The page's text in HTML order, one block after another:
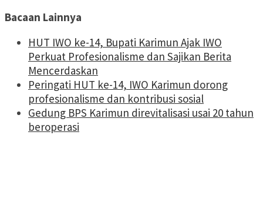
Bacaan Lainnya
HUT IWO ke-14, Bupati Karimun Ajak IWO
Perkuat Profesionalisme dan Sajikan Berita
Mencerdaskan
Peringati HUT ke-14, IWO Karimun dorong
profesionalisme dan kontribusi sosial
Gedung BPS Karimun direvitalisasi usai 20 tahun
beroperasi